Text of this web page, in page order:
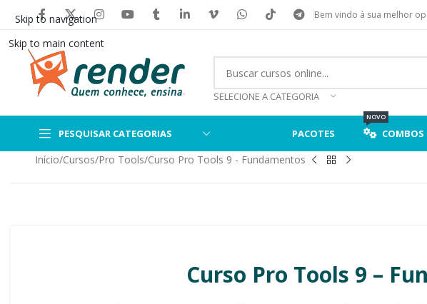
Skip to navigation
Skip to main content
Bem vindo à sua melhor
SELECIONE A CATEGORIA
PESQUISAR CATEGORIAS PACOTES COMBOS
NOVO
Início Cursos Pro Tools Curso Pro Tools 9 - Fundamentos
Curso Pro Tools 9 –